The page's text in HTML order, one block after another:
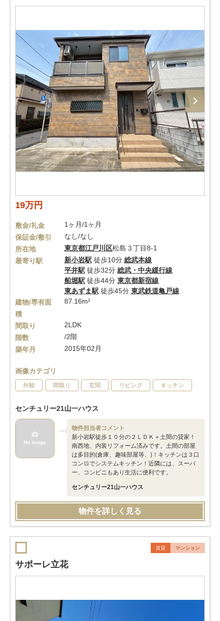
19万円
敷金/礼金
1ヶ月/1ヶ月
保証金/敷引
なし/なし
所在地
東京都江戸川区松島３丁目8-1
最寄り駅
新小岩駅 徒歩10分 総武本線
平井駅 徒歩32分 総武・中央緩行線
船堀駅 徒歩44分 東京都新宿線
東あずま駅 徒歩45分 東武鉄道亀戸線
建物/専有面
積
87.16m²
間取り
2LDK
階数
/2階
築年月
2015年02月
画像カテゴリ
外観 間取り 玄関 リビング キッチン
センチュリー21山一ハウス
物件担当者コメント
新小岩駅徒歩１０分の２ＬＤＫ＋土間の貸家！
南西地、内装リフォーム済みです。土間の部屋
は多目的(倉庫、趣味部屋等、)！キッチンは３口
コンロでシステムキッチン！近隣には、スーパ
ー、コンビニもあり生活に便利です。
センチュリー21山一ハウス
物件を詳しく見る
賃貸 マンション
サポーレ立花